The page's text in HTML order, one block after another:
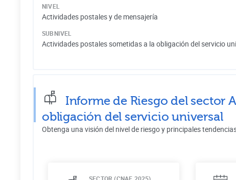
NIVEL
Actividades postales y de mensajería
SUBNIVEL
Actividades postales sometidas a la obligación del servicio
Informe de Riesgo del sector
obligación del servicio universal
Obtenga una visión del nivel de riesgo y principales